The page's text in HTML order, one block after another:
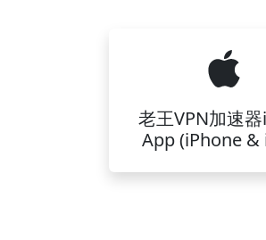
老王VPN加速器
App (iPhone &